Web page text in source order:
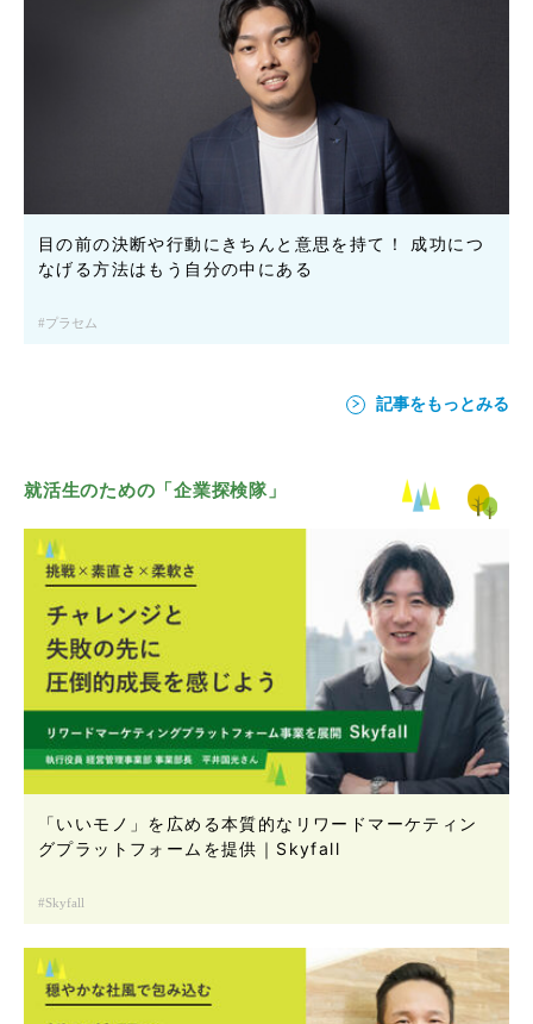
目の前の決断や行動にきちんと意思を持て！ 成功につ
なげる方法はもう自分の中にある
プラセム
記事をもっとみる
就活生のための「企業探検隊」
「いいモノ」を広める本質的なリワードマーケティン
グプラットフォームを提供｜Skyfall
Skyfall